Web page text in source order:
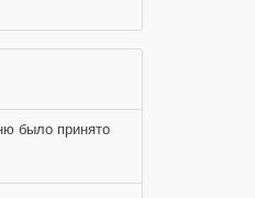
было принято